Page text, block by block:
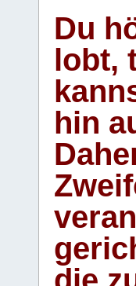
Du
lobt,
hin